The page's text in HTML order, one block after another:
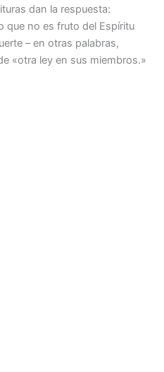
dan la respuesta:
que no es fruto del Espíritu
– en otras palabras,
«otra ley en sus miembros.»